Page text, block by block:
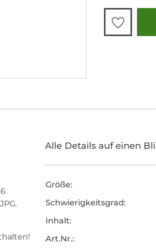
Alle Details auf einen
Größe:
Schwierigkeitsgrad:
Inhalt:
Art.Nr.: